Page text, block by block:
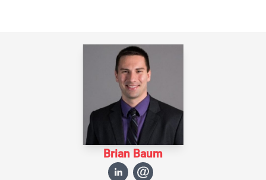
Brian Baum